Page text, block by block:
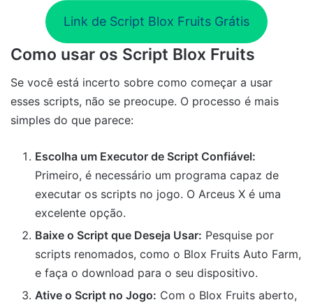
Link de Script Blox Fruits Grátis
Como usar os Script Blox Fruits
Se você está incerto sobre como começar a usar
esses scripts, não se preocupe. O processo é mais
simples do que parece:
Escolha um Executor de Script Confiável:
Primeiro, é necessário um programa capaz de
executar os scripts no jogo. O Arceus X é uma
excelente opção.
Baixe o Script que Deseja Usar: Pesquise por
scripts renomados, como o Blox Fruits Auto Farm,
e faça o download para o seu dispositivo.
Ative o Script no Jogo: Com o Blox Fruits aberto,